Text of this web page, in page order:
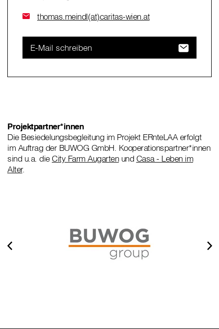
thomas.meindl(at)caritas-wien.at
E-Mail schreiben
Projektpartner*innen
Die Besiedelungsbegleitung im Projekt ERnteLAA erfolgt
im Auftrag der BUWOG GmbH. Kooperationspartner*innen
sind u.a. dieCity Farm Augartenund Casa - Leben im
Alter.